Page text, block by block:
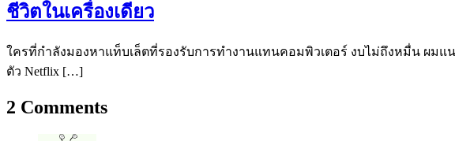
ชีวิตในเครื่องเดียว
ใครที่กำลังมองหาแท็บเล็ตที่รองรับการทำงานแทนคอมพิวเตอร์ งบไม่ถึงหมื่น ผมแน
ตัว Netflix […]
2 Comments